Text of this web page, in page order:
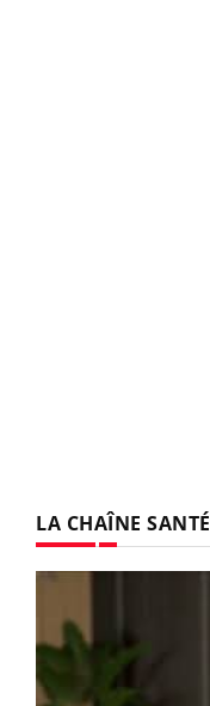
LA CHAÎNE SANTÉ